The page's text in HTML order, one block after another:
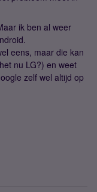
ik ben al weer
eens, maar die kan
nu LG?) en weet
zelf wel altijd op